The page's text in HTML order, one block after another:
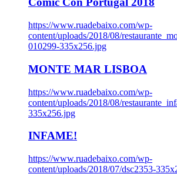
https://www.ruadebaixo.com/wp-
content/uploads/2018/08/
010299-335x256.jpg
MONTE MAR LISBOA
https://www.ruadebaixo.com/wp-
content/uploads/2018/08/
335x256.jpg
INFAME!
https://www.ruadebaixo.com/wp-
content/uploads/2018/07/dsc2353-